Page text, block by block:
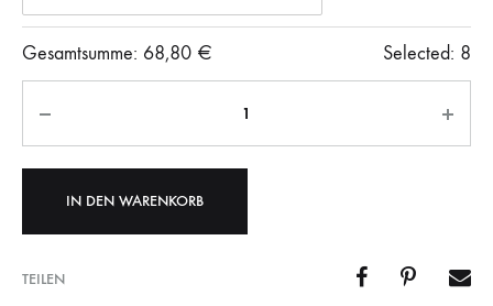
Gesamtsumme: 68,80 € Selected: 8
IN DEN WARENKORB
TEILEN